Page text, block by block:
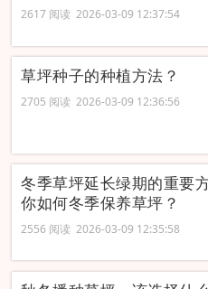
2617 阅读 2026-03-09 12:37:54
草坪种子的种植方法？
2705 阅读 2026-03-09 12:36:56
冬季草坪延长绿期的重要
你如何冬季保养草坪？
2556 阅读 2026-03-09 12:35:58